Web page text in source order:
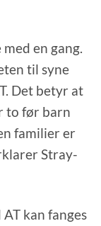
en gang.
til syne
Det betyr at
to før barn
familier er
Stray-
kan fanges